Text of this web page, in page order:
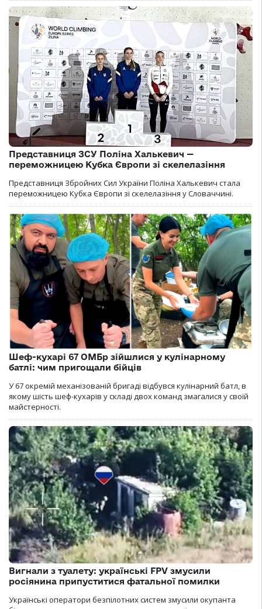
Представниця ЗСУ Поліна Халькевич —
переможницею Кубка Європи зі скелелазіння
Представниця Збройних Сил України Поліна Халькевич стала
переможницею Кубка Європи зі скелелазіння у Словаччині.
Шеф-кухарі 67 ОМБр зійшлися у кулінарному
батлі: чим пригощали бійців
У 67 окремій механізованій бригаді відбувся кулінарний батл, в
якому шість шеф-кухарів у складі двох команд змагалися у своїй
майстерності.
Вигнали з туалету: українські FPV змусили
росіянина припуститися фатальної помилки
Українські оператори безпілотних систем змусили окупанта